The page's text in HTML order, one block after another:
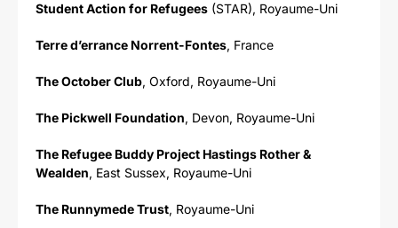
Student Action for Refugees (STAR), Royaume-Uni
Terre d’errance Norrent-Fontes, France
The October Club, Oxford, Royaume-Uni
The Pickwell Foundation, Devon, Royaume-Uni
The Refugee Buddy Project Hastings Rother &
Wealden, East Sussex, Royaume-Uni
The Runnymede Trust, Royaume-Uni